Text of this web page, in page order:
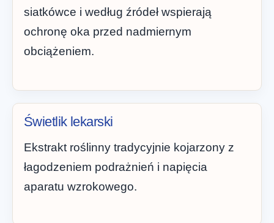
siatkówce i według źródeł wspierają
ochronę oka przed nadmiernym
obciążeniem.
Świetlik lekarski
Ekstrakt roślinny tradycyjnie kojarzony z
łagodzeniem podrażnień i napięcia
aparatu wzrokowego.